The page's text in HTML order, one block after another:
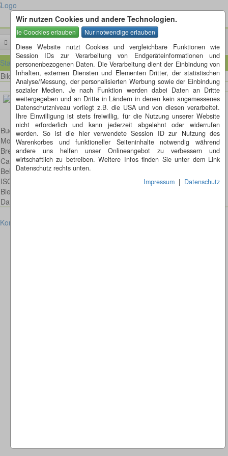
Wir nutzen Cookies und andere Technologien.
Diese Website nutzt Cookies und vergleichbare Funktionen wie
Session IDs zur Verarbeitung von Endgeräteinformationen und
personenbezogenen Daten. Die Verarbeitung dient der Einbindung von
Inhalten, externen Diensten und Elementen Dritter, der statistischen
Analyse/Messung, der personalisierten Werbung sowie der Einbindung
sozialer Medien. Je nach Funktion werden dabei Daten an Dritte
weitergegeben und an Dritte in Ländern in denen kein angemessenes
Datenschutzniveau vorliegt z.B. die USA und von diesen verarbeitet.
Ihre Einwilligung ist stets freiwillig, für die Nutzung unserer Website
nicht erforderlich und kann jederzeit abgelehnt oder widerrufen
werden. So ist die hier verwendete Session ID zur Nutzung des
Warenkorbes und funktioneller Seiteninhalte notwendig während
andere uns helfen unser Onlineangebot zu verbessern und
wirtschaftlich zu betreiben. Weitere Infos finden Sie unter dem Link
Datenschutz rechts unten.
Impressum | Datenschutz
Startseite
Bild 33 von 45Bilder
Buchfink
Model: Canon EOS 600D
Brennweite: 100mm
Canon EF 100mm 2,8 L IS USM Macro
Belichtungsdauer : 1/160
ISO: 125
Blende: f/4.0
Datum: 2013:05:04 16:04:31
Kontakt